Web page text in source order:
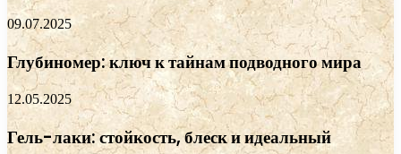
09.07.2025
Глубиномер: ключ к тайнам подводного мира
12.05.2025
Гель-лаки: стойкость, блеск и идеальный